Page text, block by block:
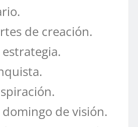
de creación.
de visión.